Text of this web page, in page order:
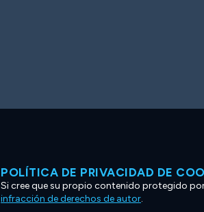
POLÍTICA DE PRIVACIDAD DE
Si cree que su propio contenido protegido
infracción de derechos de autor.